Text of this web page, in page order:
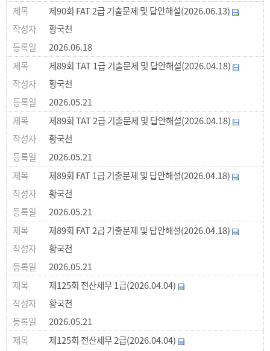
제90회 FAT 2급 기출문제 및 답안해설(2026.06.13)
황국천
2026.06.18
제89회 TAT 1급 기출문제 및 답안해설(2026.04.18)
황국천
2026.05.21
제89회 TAT 2급 기출문제 및 답안해설(2026.04.18)
황국천
2026.05.21
제89회 FAT 1급 기출문제 및 답안해설(2026.04.18)
황국천
2026.05.21
제89회 FAT 2급 기출문제 및 답안해설(2026.04.18)
황국천
2026.05.21
제125회 전산세무 1급(2026.04.04)
황국천
2026.05.21
제125회 전산세무 2급(2026.04.04)